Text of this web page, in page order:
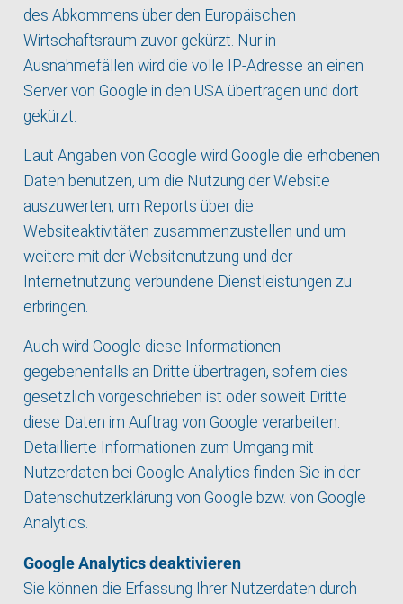
des Abkommens über den Europäischen
Wirtschaftsraum zuvor gekürzt. Nur in
Ausnahmefällen wird die volle IP-Adresse an einen
Server von Google in den USA übertragen und dort
gekürzt.
Laut Angaben von Google wird Google die erhobenen
Daten benutzen, um die Nutzung der Website
auszuwerten, um Reports über die
Websiteaktivitäten zusammenzustellen und um
weitere mit der Websitenutzung und der
Internetnutzung verbundene Dienstleistungen zu
erbringen.
Auch wird Google diese Informationen
gegebenenfalls an Dritte übertragen, sofern dies
gesetzlich vorgeschrieben ist oder soweit Dritte
diese Daten im Auftrag von Google verarbeiten.
Detaillierte Informationen zum Umgang mit
Nutzerdaten bei Google Analytics finden Sie in der
Datenschutzerklärung von Google bzw. von Google
Analytics.
Google Analytics deaktivieren
Sie können die Erfassung Ihrer Nutzerdaten durch